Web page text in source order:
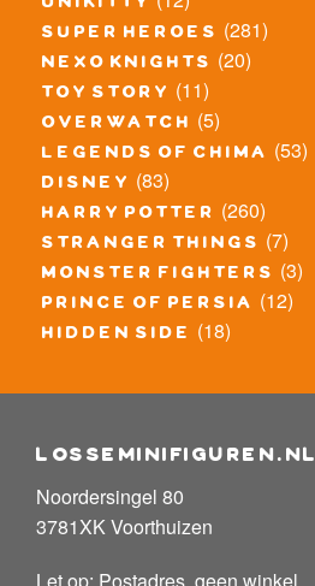
unikitty
super heroes (281)
nexo knights (20)
toy story (11)
overwatch (5)
legends of chima (53)
disney (83)
harry potter (260)
stranger things (7)
monster fighters (3)
prince of persia (12)
hidden side (18)
losseminifiguren.nl
Noordersingel 80
3781XK Voorthuizen